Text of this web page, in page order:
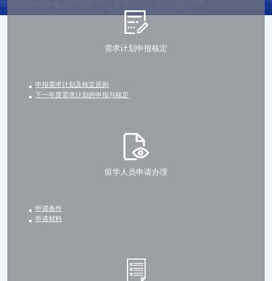
需求计划申报核定
申报需求计划及核定原则
下一年度需求计划的申报与核定
留学人员申请办理
申请条件
申请材料